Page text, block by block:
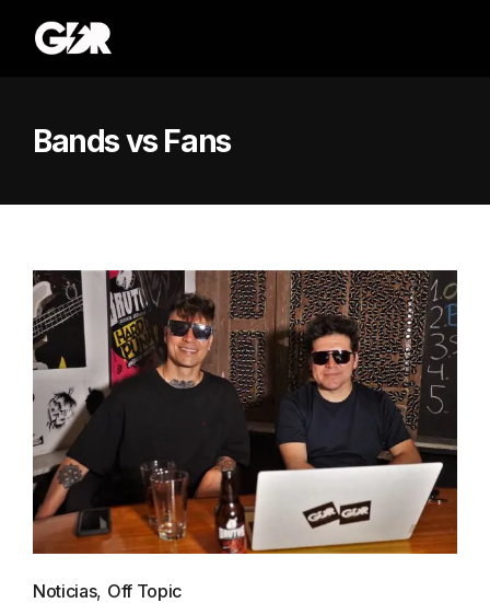
Bands vs Fans
Noticias, Off Topic